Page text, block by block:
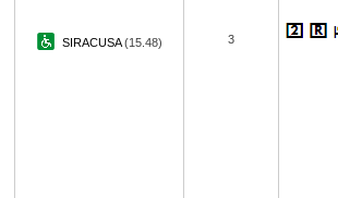
SIRACUSA(15.48) 3